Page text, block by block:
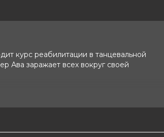
курс реабилитации в танцевальной
Ава заражает всех вокруг своей